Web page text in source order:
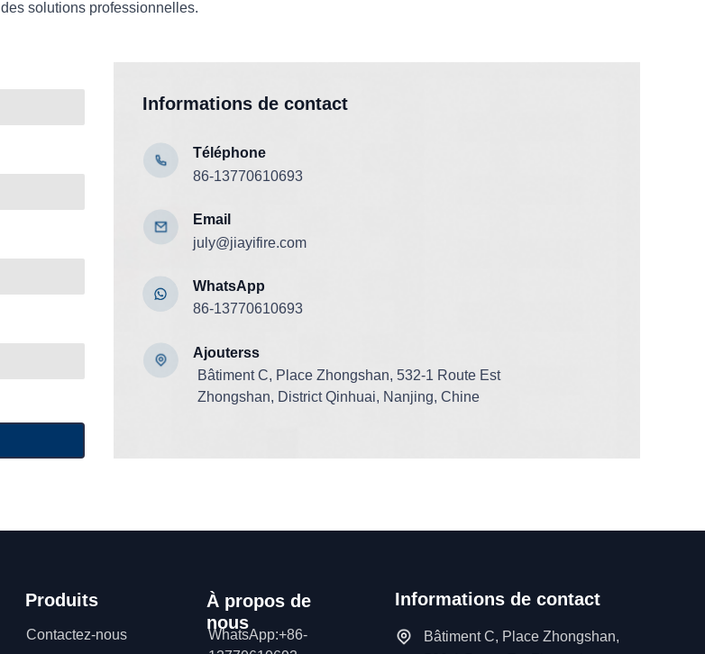
des solutions professionnelles.
Informations de contact
86-13770610693
WhatsApp
Téléphone
86-13770610693
july@jiayifire.com
Email
Ajouterss
Bâtiment C, Place Zhongshan, 532-1 Route Est
Zhongshan, District Qinhuai, Nanjing, Chine
Produits
À propos de
nous
WhatsApp:+86-
Contactez-nous
Informations de contact
Bâtiment C, Place Zhongshan,